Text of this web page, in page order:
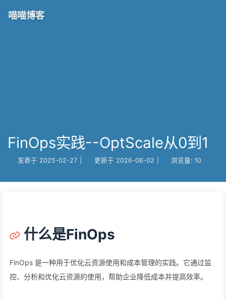
喵喵博客
FinOps实践--OptScale从0到1
发表于 2025-02-27 更新于 2026-06-02 浏览量: 10
什么是FinOps
FinOps 是一种用于优化云资源使用和成本管理的实践。它通过监
控、分析和优化云资源的使用，帮助企业降低成本并提高效率。